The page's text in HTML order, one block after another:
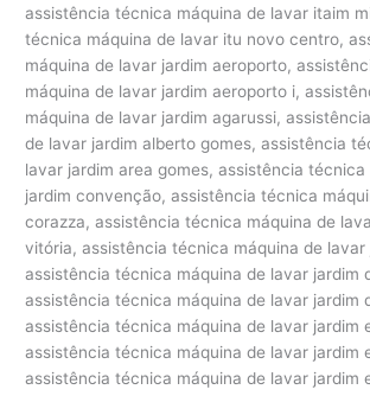
assistência técnica máquina de lavar itaim
técnica máquina de lavar itu novo centro,
máquina de lavar jardim aeroporto,
máquina de lavar jardim aeroporto i,
máquina de lavar jardim agarussi,
de lavar jardim alberto gomes, assistência
lavar jardim area gomes, assistência
jardim convenção, assistência técnica
corazza, assistência técnica máquina de
vitória, assistência técnica máquina de lavar
assistência técnica máquina de lavar jardim
assistência técnica máquina de lavar jardim
assistência técnica máquina de lavar jardim
assistência técnica máquina de lavar jardim
assistência técnica máquina de lavar jardim